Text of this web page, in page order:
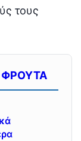
τους
ΦΡΟΥΤΑ